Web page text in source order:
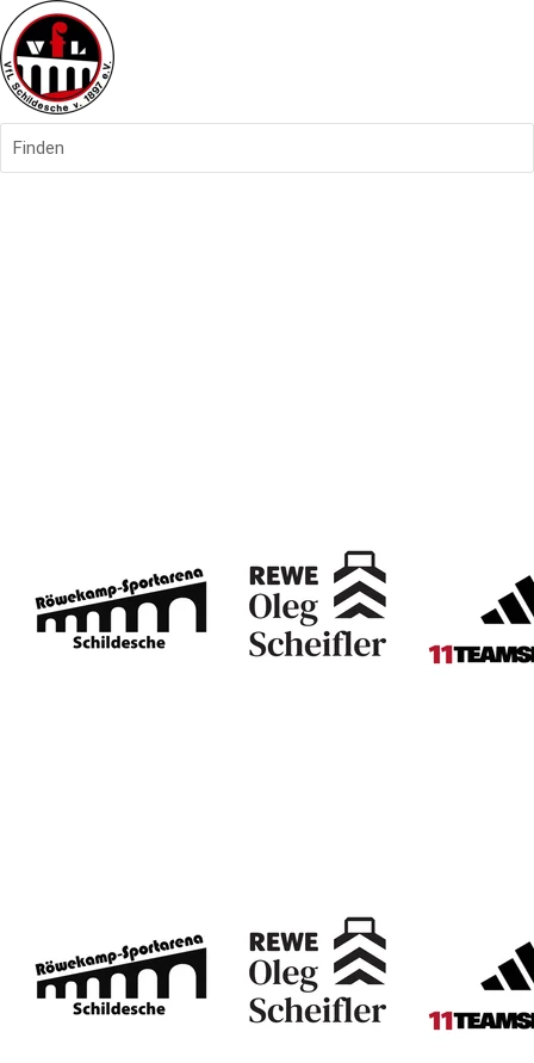
Finden